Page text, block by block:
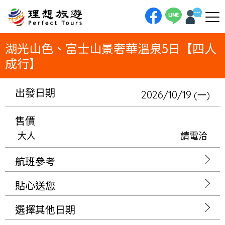
巒，全程入住頂級設計旅宿，享受一場無與倫比的感官盛宴。
湖光山色、富士山景奢華溫泉5日【四人
成行】
出發日期 2026/10/19 (一)
售價
大人 請電洽
航班參考
貼心送您
選擇其他日期